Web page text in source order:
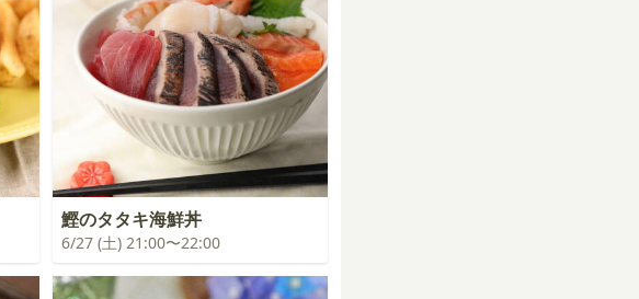
鰹のタタキ海鮮丼
6/27 (土) 21:00〜22:00